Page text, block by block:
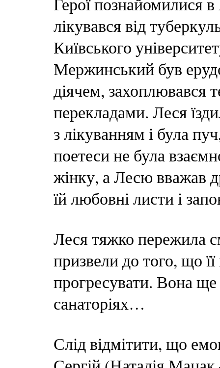
лікувався від
Київського
Мержинський був
діячем, захоплювався
перекладами. Леся
з лікуванням і була
поетеси не була
жінку, а Лесю вважав
їй любовні листи і
Леся тяжко пережила
призвели до того, що
прогресувати. Вона
санаторіях…
Слід відмітити, що